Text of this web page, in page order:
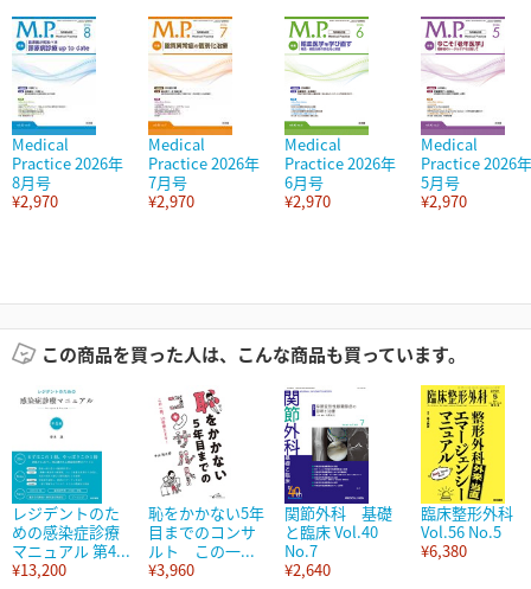
Medical
Practice 2026年
8月号
¥2,970
Medical
Practice 2026年
7月号
¥2,970
Medical
Practice 2026年
6月号
¥2,970
Medical
Practice 2026年
5月号
¥2,970
この商品を買った人は、こんな商品も買っています。
レジデントのた
めの感染症診療
マニュアル 第4...
¥13,200
恥をかかない5年
目までのコンサ
ルト この一...
¥3,960
関節外科 基礎
と臨床 Vol.40
No.7
¥2,640
臨床整形外科
Vol.56 No.5
¥6,380